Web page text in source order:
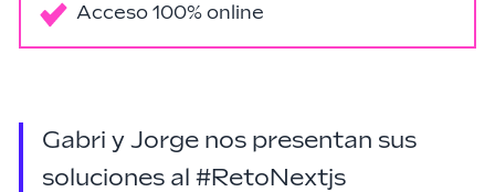
Acceso 100% online
Gabri y Jorge nos presentan sus
soluciones al #RetoNextjs